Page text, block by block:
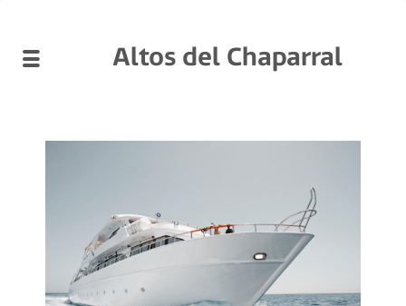
Altos del Chaparral